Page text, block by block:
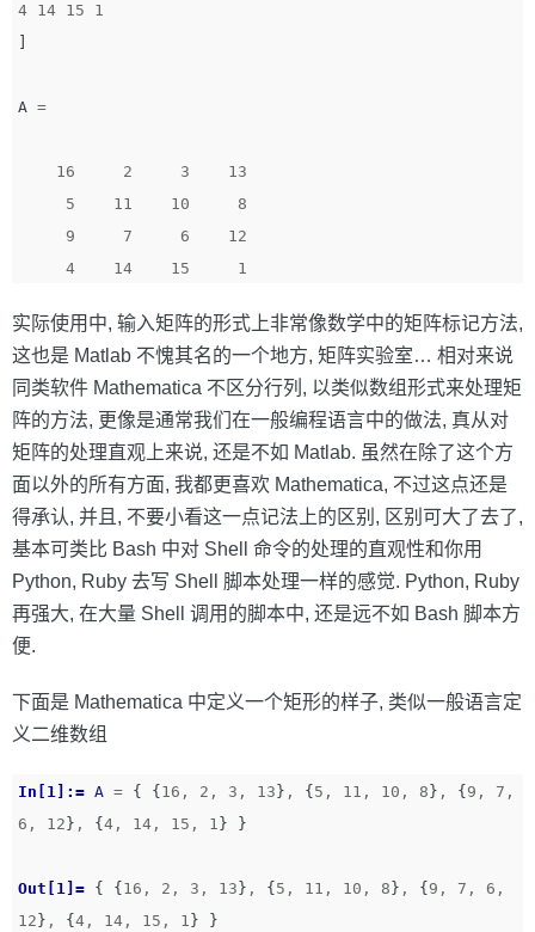
4 14 15
1
A =
16 2 3
13
5
11 10
8
9
7 6
12
4
14 15 1
实际使用中, 输入矩阵的形式上非常像数学中的矩阵标记方法,
这也是 Matlab 不愧其名的一个地方, 矩阵实验室… 相对来说
同类软件 Mathematica 不区分行列, 以类似数组形式来处理矩
阵的方法, 更像是通常我们在一般编程语言中的做法, 真从对
矩阵的处理直观上来说, 还是不如 Matlab. 虽然在除了这个方
面以外的所有方面, 我都更喜欢 Mathematica, 不过这点还是
得承认, 并且, 不要小看这一点记法上的区别, 区别可大了去了,
基本可类比 Bash 中对 Shell 命令的处理的直观性和你用
Python, Ruby 去写 Shell 脚本处理一样的感觉. Python, Ruby
再强大, 在大量 Shell 调用的脚本中, 还是远不如 Bash 脚本方
便.
下面是 Mathematica 中定义一个矩形的样子, 类似一般语言定
义二维数组
In[1]:= A = { { 16 , 2 , 3 , 13 } , { 5 , 11 , 10 , 8 } , { 9 , 7 ,
6 , 12 } , { 4 , 14 , 15 , 1 } }
Out[1]= { { 16 , 2 , 3 , 13 } , { 5 , 11 , 10 , 8 } , { 9 , 7 , 6 ,
12 } , { 4 , 14 , 15 , 1 } }